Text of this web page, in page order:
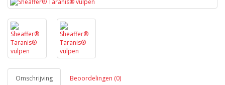
Omschrijving Beoordelingen (0)